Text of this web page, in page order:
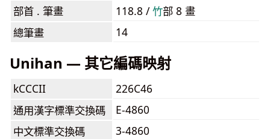
部首 . 筆畫
118.8 /⽵部 8 畫
總筆畫
14
Unihan — 其它編碼映射
kCCCII
226C46
通用漢字標準交換碼
E-4860
中文標準交換碼
3-4860